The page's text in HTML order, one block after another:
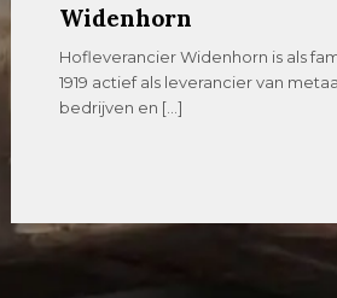
Widenhorn
Hofleverancier Widenhorn is als
1919 actief als leverancier van
bedrijven en […]